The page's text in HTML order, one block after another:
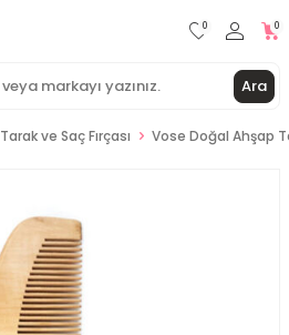
Ara
0 0
Tarak ve Saç Fırçası Vose Doğal Ahşap